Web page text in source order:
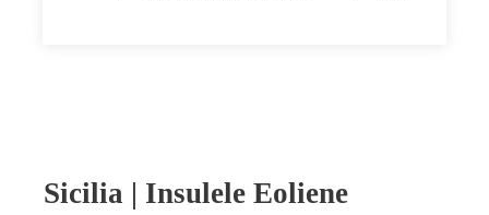
Sicilia | Insulele Eoliene